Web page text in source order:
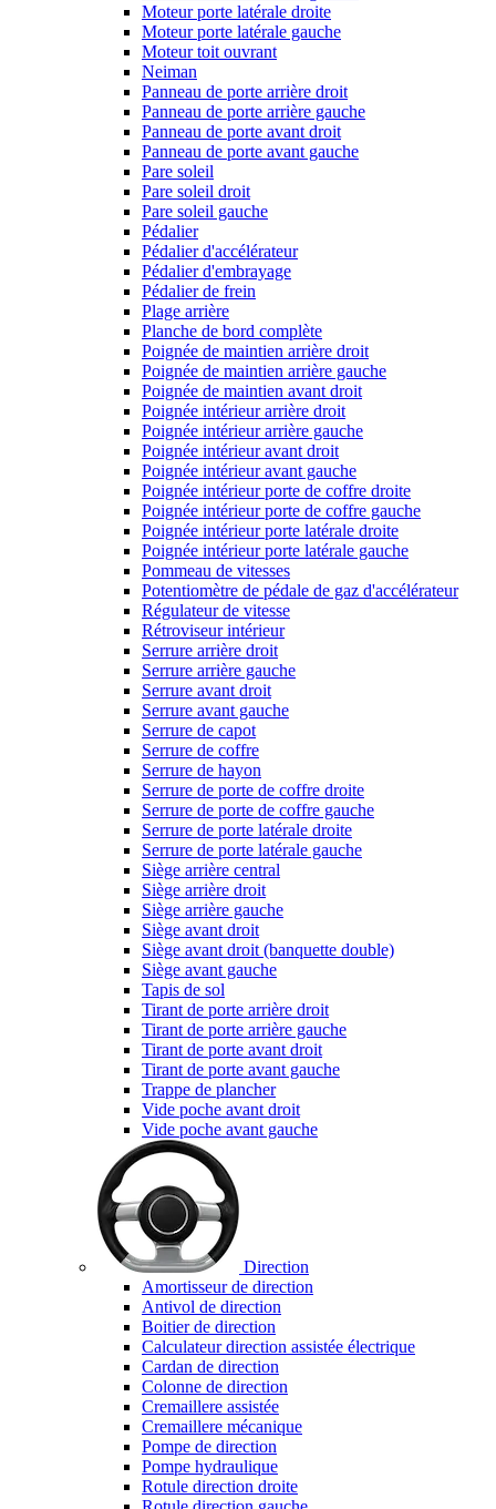
Moteur porte latérale droite
Moteur porte latérale gauche
Moteur toit ouvrant
Neiman
Panneau de porte arrière droit
Panneau de porte arrière gauche
Panneau de porte avant droit
Panneau de porte avant gauche
Pare soleil
Pare soleil droit
Pare soleil gauche
Pédalier
Pédalier d'accélérateur
Pédalier d'embrayage
Pédalier de frein
Plage arrière
Planche de bord complète
Poignée de maintien arrière droit
Poignée de maintien arrière gauche
Poignée de maintien avant droit
Poignée intérieur arrière droit
Poignée intérieur arrière gauche
Poignée intérieur avant droit
Poignée intérieur avant gauche
Poignée intérieur porte de coffre droite
Poignée intérieur porte de coffre gauche
Poignée intérieur porte latérale droite
Poignée intérieur porte latérale gauche
Pommeau de vitesses
Potentiomètre de pédale de gaz d'accélérateur
Régulateur de vitesse
Rétroviseur intérieur
Serrure arrière droit
Serrure arrière gauche
Serrure avant droit
Serrure avant gauche
Serrure de capot
Serrure de coffre
Serrure de hayon
Serrure de porte de coffre droite
Serrure de porte de coffre gauche
Serrure de porte latérale droite
Serrure de porte latérale gauche
Siège arrière central
Siège arrière droit
Siège arrière gauche
Siège avant droit
Siège avant droit (banquette double)
Siège avant gauche
Tapis de sol
Tirant de porte arrière droit
Tirant de porte arrière gauche
Tirant de porte avant droit
Tirant de porte avant gauche
Trappe de plancher
Vide poche avant droit
Vide poche avant gauche
Direction
Amortisseur de direction
Antivol de direction
Boitier de direction
Calculateur direction assistée électrique
Cardan de direction
Colonne de direction
Cremaillere assistée
Cremaillere mécanique
Pompe de direction
Pompe hydraulique
Rotule direction droite